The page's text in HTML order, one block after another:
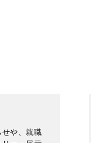
せや、就職